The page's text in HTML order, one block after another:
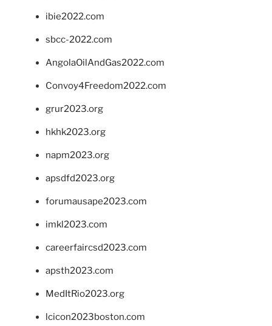
ibie2022.com
sbcc-2022.com
AngolaOilAndGas2022.com
Convoy4Freedom2022.com
grur2023.org
hkhk2023.org
napm2023.org
apsdfd2023.org
forumausape2023.com
imkl2023.com
careerfaircsd2023.com
apsth2023.com
MedItRio2023.org
lcicon2023boston.com